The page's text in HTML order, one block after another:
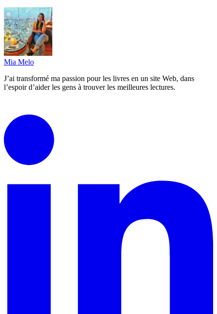
Mia Melo
J’ai transformé ma passion pour les livres en un site Web, dans
l’espoir d’aider les gens à trouver les meilleures lectures.